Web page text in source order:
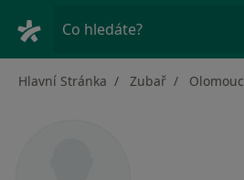
Co hledáte?
Hlavní Stránka Zubař Olomouc